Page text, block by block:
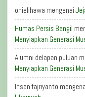
onielihawa mengenai
Humas Persis Bangil
Menyiapkan Generasi
Alumni delapan puluan
Menyiapkan Generasi
Ihsan fajriyanto